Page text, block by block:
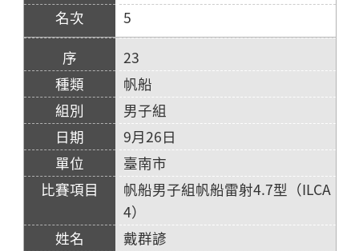
5
23
帆船
男子組
9月26日
臺南市
帆船男子組帆船雷射4.7型（ILCA
4）
戴群諺